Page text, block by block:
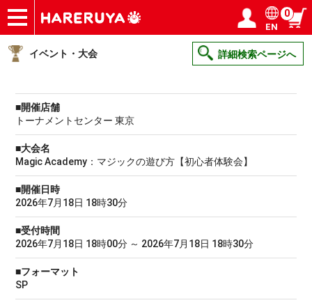
ショップ
買取
記事
デッキ検索
デッキ構築
選手一覧
店舗一覧
イベント
ヘルプ
お問い合わせ ログイン／会員登録
EN
0
イベント・大会 詳細検索ページへ
■開催店舗
トーナメントセンター 東京
■大会名
Magic Academy：マジックの遊び方【初心者体験会】
■開催日時
2026年7月18日 18時30分
■受付時間
2026年7月18日 18時00分 ～ 2026年7月18日 18時30分
■フォーマット
SP